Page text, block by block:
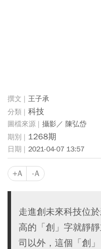
王子承
科技
攝影／ 陳弘岱
1268期
2021-04-07 13:57
+A -A
走進創未來科技位
高的「創」字就靜
司以外，這個「創